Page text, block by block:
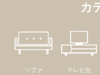
カ
ソファ テレビ台